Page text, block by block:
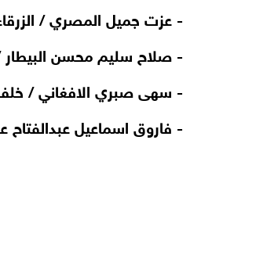
-عزت جميل المصري /
-صلاح سليم محسن البيطار
- سهى صبري الافغاني /
- فاروق اسماعيل